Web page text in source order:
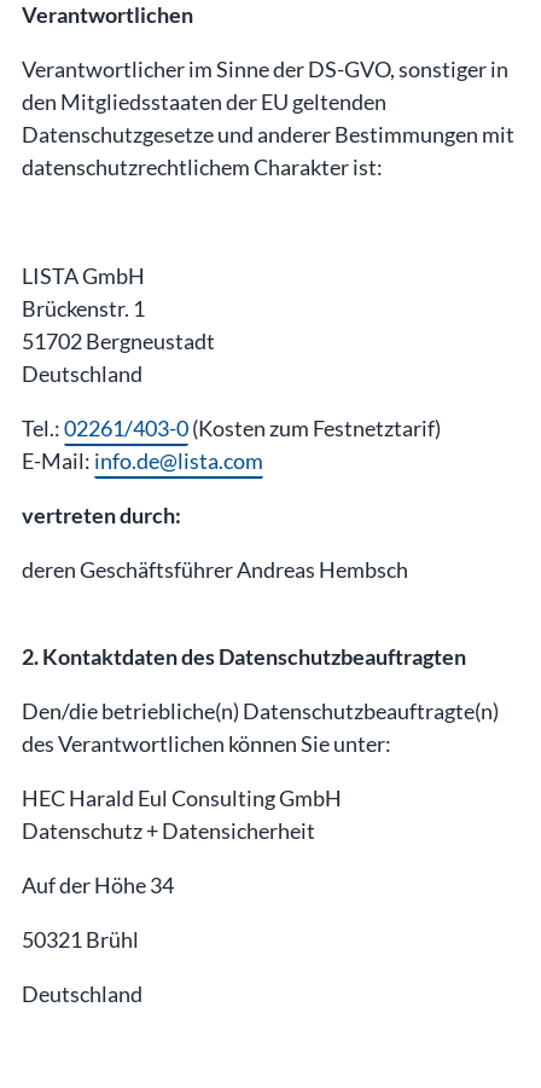
Verantwortlichen
Verantwortlicher im Sinne der DS-GVO, sonstiger in
den Mitgliedsstaaten der EU geltenden
Datenschutzgesetze und anderer Bestimmungen mit
datenschutzrechtlichem Charakter ist:
LISTA GmbH
Brückenstr. 1
51702 Bergneustadt
Deutschland
Tel.:02261/403-0(Kosten zum Festnetztarif)
E-Mail: info.de@lista.com
vertreten durch:
deren Geschäftsführer Andreas Hembsch
2. Kontaktdaten des Datenschutzbeauftragten
Den/die betriebliche(n) Datenschutzbeauftragte(n)
des Verantwortlichen können Sie unter:
HEC Harald Eul Consulting GmbH
Datenschutz + Datensicherheit
Auf der Höhe 34
50321 Brühl
Deutschland